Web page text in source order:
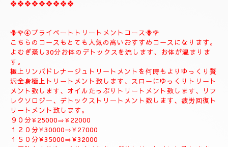
９０分¥22000
------------------------------------
♥️🌹③ラグジュアリートリートメントコース♥️🌹
贅沢全身極上リンパドレナージュトリートメント、リフレクソロ
ジーデトックストリートメントフィシャルマッサージ＆パックソ
ルトトリートメント、疲労回復トリートメントコース
９０分¥20000
１２０分¥26000
１５０分¥31000
１８０分¥37000
❖❖❖❖❖❖❖❖❖